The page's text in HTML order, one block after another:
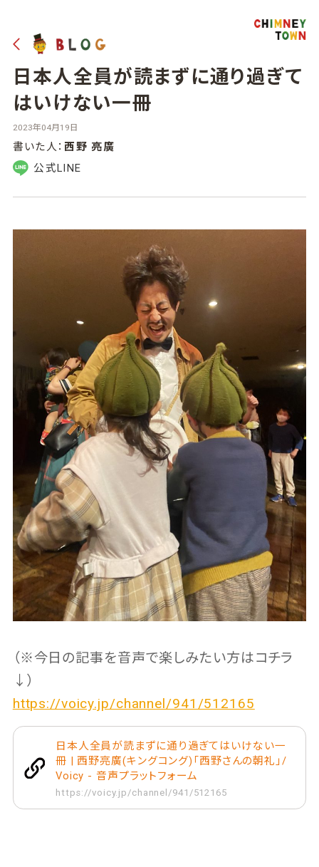
日本人全員が読まずに通り過ぎて
はいけない一冊
2023年04月19日
書いた人： 西野 亮廣
公式LINE
（※今日の記事を音声で楽しみたい方はコチラ
↓）
https://voicy.jp/channel/941/512165
日本人全員が読まずに通り過ぎてはいけない一
冊 | 西野亮廣(キングコング)「西野さんの朝礼」/
Voicy - 音声プラットフォーム
https://voicy.jp/channel/941/512165